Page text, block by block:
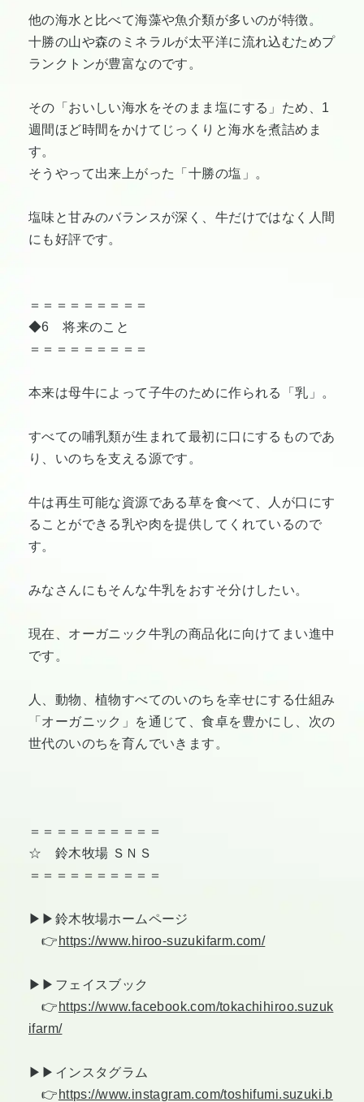
他の海水と比べて海藻や魚介類が多いのが特徴。
十勝の山や森のミネラルが太平洋に流れ込むためプ
ランクトンが豊富なのです。
その「おいしい海水をそのまま塩にする」ため、1
週間ほど時間をかけてじっくりと海水を煮詰めま
す。
そうやって出来上がった「十勝の塩」。
塩味と甘みのバランスが深く、牛だけではなく人間
にも好評です。
＝＝＝＝＝＝＝＝＝
◆6 将来のこと
＝＝＝＝＝＝＝＝＝
本来は母牛によって子牛のために作られる「乳」。
すべての哺乳類が生まれて最初に口にするものであ
り、いのちを支える源です。
牛は再生可能な資源である草を食べて、人が口にす
ることができる乳や肉を提供してくれているので
す。
みなさんにもそんな牛乳をおすそ分けしたい。
現在、オーガニック牛乳の商品化に向けてまい進中
です。
人、動物、植物すべてのいのちを幸せにする仕組み
「オーガニック」を通じて、食卓を豊かにし、次の
世代のいのちを育んでいきます。
＝＝＝＝＝＝＝＝＝＝
☆ 鈴木牧場 ＳＮＳ
＝＝＝＝＝＝＝＝＝＝
▶︎▶︎鈴木牧場ホームページ
👉https://www.hiroo-suzukifarm.com/
▶︎▶︎フェイスブック
👉https://www.facebook.com/tokachihiroo.suzuk
ifarm/
▶︎▶︎インスタグラム
👉https://www.instagram.com/toshifumi.suzuki.b